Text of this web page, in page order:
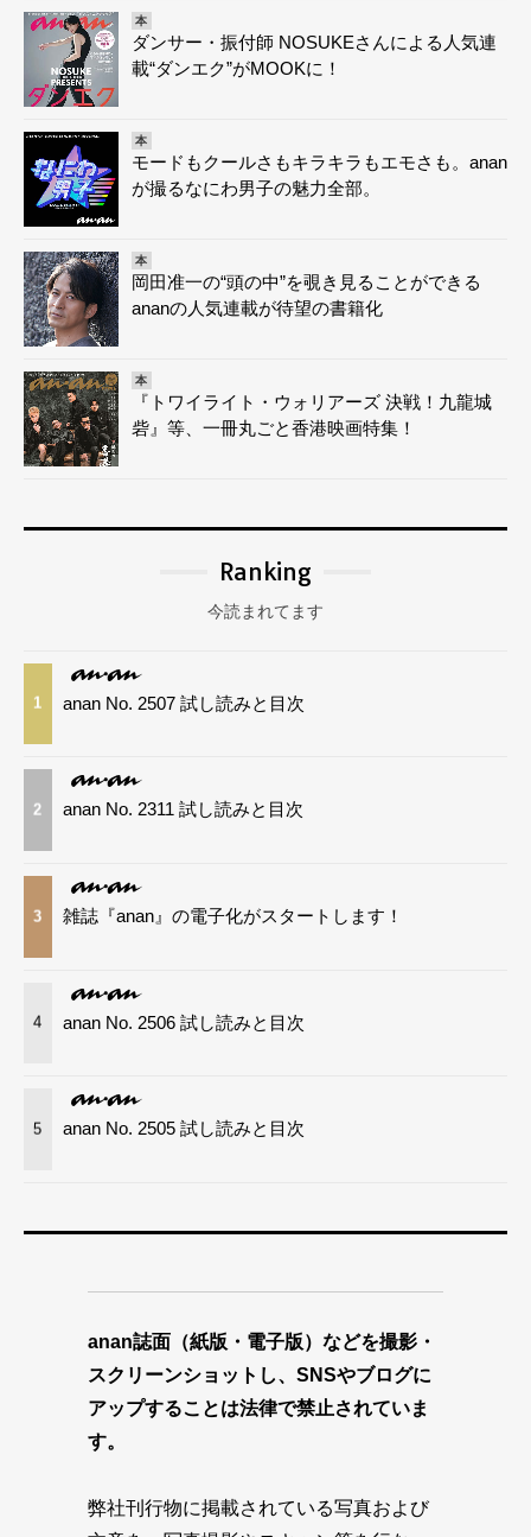
本
ダンサー・振付師 NOSUKEさんによる人気連
載“ダンエク”がMOOKに！
本
モードもクールさもキラキラもエモさも。anan
が撮るなにわ男子の魅力全部。
本
岡田准一の“頭の中”を覗き見ることができる
ananの人気連載が待望の書籍化
本
『トワイライト・ウォリアーズ 決戦！九龍城
砦』等、一冊丸ごと香港映画特集！
Ranking
今読まれてます
1 anan No. 2507 試し読みと目次
2 anan No. 2311 試し読みと目次
3 雑誌『anan』の電子化がスタートします！
4 anan No. 2506 試し読みと目次
5 anan No. 2505 試し読みと目次
anan誌面（紙版・電子版）などを撮影・
スクリーンショットし、SNSやブログに
アップすることは法律で禁止されていま
す。
弊社刊行物に掲載されている写真および